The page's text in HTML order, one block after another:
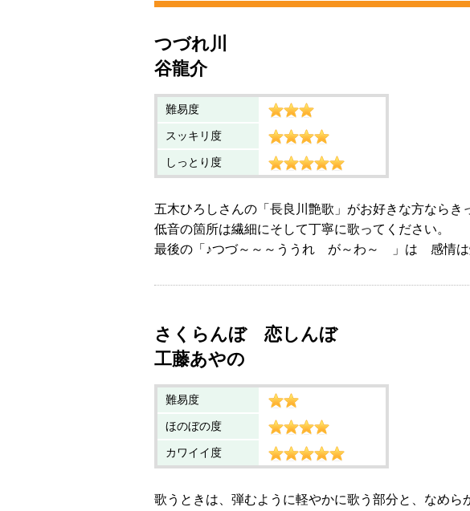
つづれ川
谷龍介
難易度
スッキリ度
しっとり度
五木ひろしさんの「長良川艶歌」がお好きな方ならき
低音の箇所は繊細にそして丁寧に歌ってください。
最後の「♪つづ～～～ううれ が～わ～ 」は 感情は
さくらんぼ 恋しんぼ
工藤あやの
難易度
ほのぼの度
カワイイ度
歌うときは、弾むように軽やかに歌う部分と、なめら